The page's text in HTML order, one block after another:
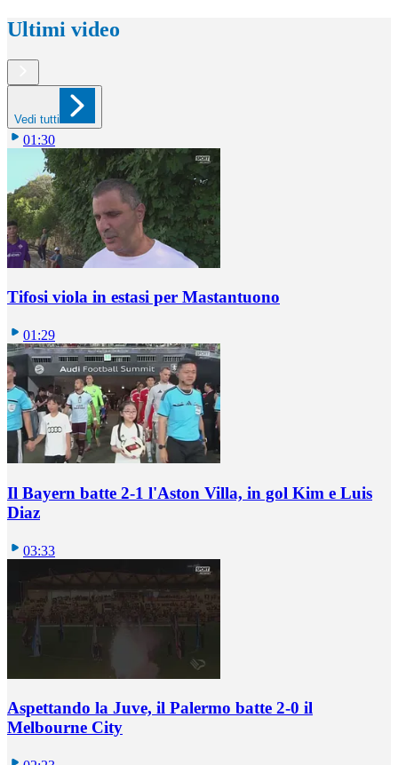
Ultimi video
Vedi tutti
01:30
Tifosi viola in estasi per Mastantuono
01:29
Il Bayern batte 2-1 l'Aston Villa, in gol Kim e Luis
Diaz
03:33
Aspettando la Juve, il Palermo batte 2-0 il
Melbourne City